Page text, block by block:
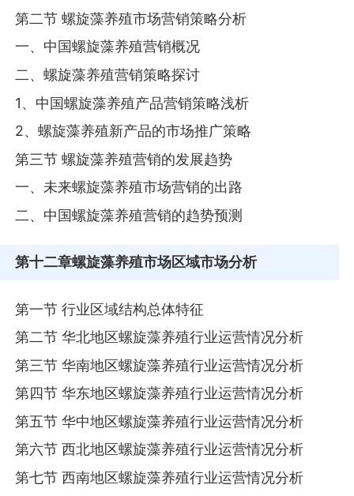
第二节 螺旋藻养殖市场营销策略分析
一、中国螺旋藻养殖营销概况
二、螺旋藻养殖营销策略探讨
1、中国螺旋藻养殖产品营销策略浅析
2、螺旋藻养殖新产品的市场推广策略
第三节 螺旋藻养殖营销的发展趋势
一、未来螺旋藻养殖市场营销的出路
二、中国螺旋藻养殖营销的趋势预测
第十二章螺旋藻养殖市场区域市场分析
第一节 行业区域结构总体特征
第二节 华北地区螺旋藻养殖行业运营情况分析
第三节 华南地区螺旋藻养殖行业运营情况分析
第四节 华东地区螺旋藻养殖行业运营情况分析
第五节 华中地区螺旋藻养殖行业运营情况分析
第六节 西北地区螺旋藻养殖行业运营情况分析
第七节 西南地区螺旋藻养殖行业运营情况分析